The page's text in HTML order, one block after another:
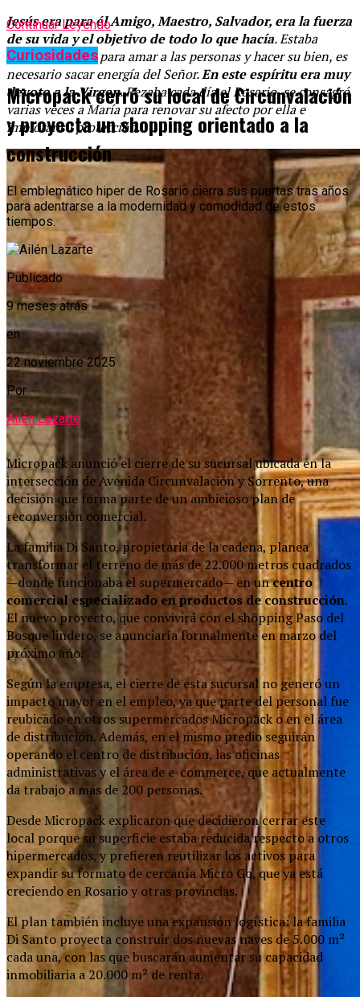
Jesús era para él Amigo, Maestro, Salvador, era la fuerza
de su vida y el objetivo de todo lo que hacía. Estaba
convencido que para amar a las personas y hacer su bien, es
necesario sacar energía del Señor.En este espíritu era muy
devoto a la Virgen. Rezaba cada día el Rosario, se consagró
varias veces a María para renovar su afecto por ella e
implorar su protección.
Continuar Leyendo
Curiosidades
Micropack cerró su local de Circunvalación
y proyecta un shopping orientado a la
construcción
El emblemático hiper de Rosario cierra sus puertas tras años
para adentrarse a la modernidad y comodidad de estos
tiempos.
Publicado
9 meses atrás
en
22 noviembre 2025
Por
Ailén Lazarte
Micropack anunció el cierre de su sucursal ubicada en la
intersección de Avenida Circunvalación y Sorrento, una
decisión que forma parte de un ambicioso plan de
reconversión comercial.
La familia Di Santo, propietaria de la cadena, planea
transformar el terreno de más de 22.000 metros cuadrados
—donde funcionaba el supermercado— en uncentro
comercial especializado en productos de construcción.
El nuevo proyecto, que convivirá con el shopping Paso del
Bosque lindero, se anunciaría formalmente en marzo del
próximo año.
Según la empresa, el cierre de esta sucursal no generó un
impacto mayor en el empleo, ya que parte del personal fue
reubicado en otros supermercados Micropack o en el área
de distribución. Además, en el mismo predio seguirán
operando el centro de distribución, las oficinas
administrativas y el área de e-commerce, que actualmente
da trabajo a más de 200 personas.
Desde Micropack explicaron que decidieron cerrar este
local porque su superficie estaba reducida respecto a otros
hipermercados, y prefieren reutilizar los activos para
expandir su formato de cercanía Micro Go, que ya está
creciendo en Rosario y otras provincias.
El plan también incluye una expansión logística: la familia
Di Santo proyecta construir dos nuevas naves de 5.000 m²
cada una, con las que buscarán aumentar su capacidad
inmobiliaria a 20.000 m² de renta.